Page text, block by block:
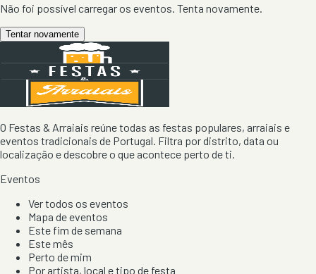
Não foi possível carregar os eventos. Tenta novamente.
Tentar novamente
O Festas & Arraiais reúne todas as festas populares, arraiais e
eventos tradicionais de Portugal. Filtra por distrito, data ou
localização e descobre o que acontece perto de ti.
Eventos
Ver todos os eventos
Mapa de eventos
Este fim de semana
Este mês
Perto de mim
Por artista, local e tipo de festa